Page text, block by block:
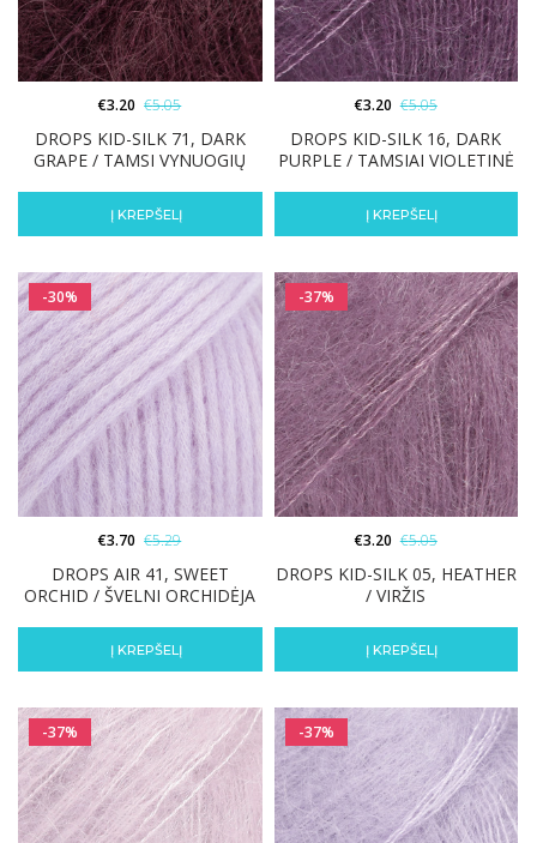
DROPS KID-SILK 71, DARK
GRAPE / TAMSI VYNUOGIŲ
€3.20 €5.05
Į KREPŠELĮ
DROPS KID-SILK 16, DARK
PURPLE / TAMSIAI VIOLETINĖ
€3.20 €5.05
Į KREPŠELĮ
-30%
DROPS AIR 41, SWEET
ORCHID / ŠVELNI ORCHIDĖJA
€3.70 €5.29
Į KREPŠELĮ
-37%
DROPS KID-SILK 05, HEATHER
/ VIRŽIS
€3.20 €5.05
Į KREPŠELĮ
-37% -37%